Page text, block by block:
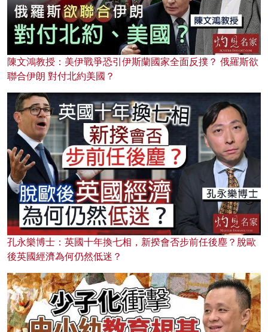
陳文鴻教授：美伊戰爭恐引伊斯蘭國家全面反撲？ 俄羅斯欲
聯合伊朗 對付北約美國？
孔永樂博士：英國十年換七相，新揆會否步前任後塵？脫歐
後英國經濟為何仍然低迷？